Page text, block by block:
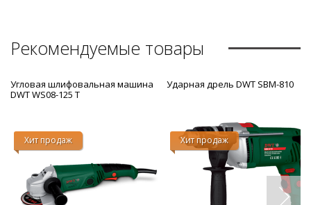
Рекомендуемые товары
Угловая шлифовальная машина
DWT WS08-125 T
Хит продаж
Ударная дрель DWT SBM-810
Хит продаж